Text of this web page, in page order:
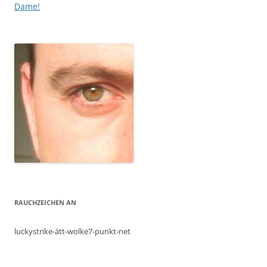
navigation
Dame!
RAUCHZEICHEN AN
luckystrike-ätt-wolke7-punkt-net